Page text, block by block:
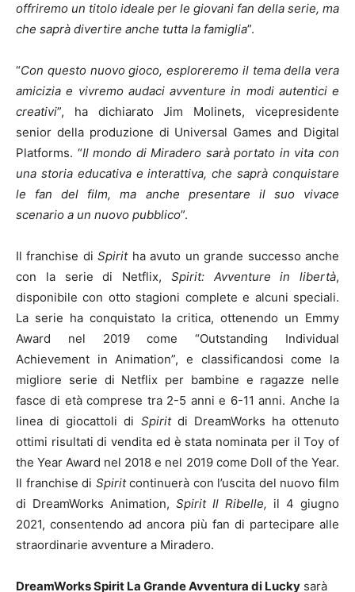
offriremo un titolo ideale per le giovani fan della serie, ma
che saprà divertire anche tutta la famiglia”.
“Con questo nuovo gioco, esploreremo il tema della vera
amicizia e vivremo audaci avventure in modi autentici e
creativi”, ha dichiarato Jim Molinets, vicepresidente
senior della produzione di Universal Games and Digital
Platforms. “Il mondo di Miradero sarà portato in vita con
una storia educativa e interattiva, che saprà conquistare
le fan del film, ma anche presentare il suo vivace
scenario a un nuovo pubblico”.
Il franchise diSpiritha avuto un grande successo anche
con la serie di Netflix, Spirit: Avventure in libertà,
disponibile con otto stagioni complete e alcuni speciali.
La serie ha conquistato la critica, ottenendo un Emmy
Award nel 2019 come “Outstanding Individual
Achievement in Animation”, e classificandosi come la
migliore serie di Netflix per bambine e ragazze nelle
fasce di età comprese tra 2-5 anni e 6-11 anni. Anche la
linea di giocattoli di Spirit di DreamWorks ha ottenuto
ottimi risultati di vendita ed è stata nominata per il Toy of
the Year Award nel 2018 e nel 2019 come Doll of the Year.
Il franchise di Spiritcontinuerà con l’uscita del nuovo film
di DreamWorks Animation, Spirit Il Ribelle, il 4 giugno
2021, consentendo ad ancora più fan di partecipare alle
straordinarie avventure a Miradero.
DreamWorks Spirit La Grande Avventura di Lucky sarà